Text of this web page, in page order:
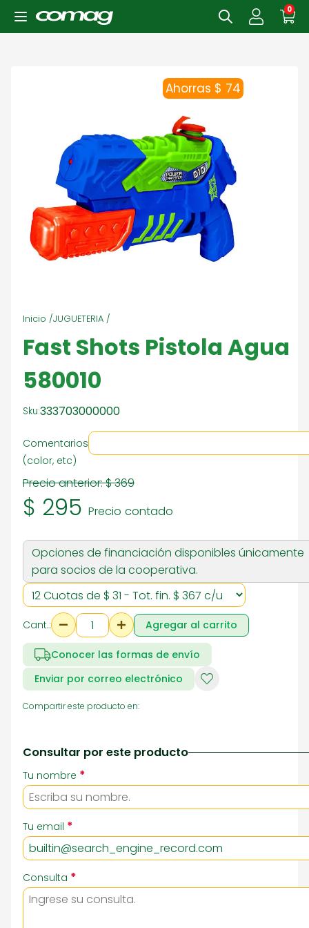
0
Ahorras $ 74
Inicio /JUGUETERIA /
Fast Shots Pistola Agua
580010
Sku:333703000000
Comentarios
(color, etc)
Precio anterior:$ 369
$ 295 Precio contado
Opciones de financiación disponibles únicamente
para socios de la cooperativa.
Cant.: Agregar al carrito
Conocer las formas de envío
Enviar por correo electrónico
Compartir este producto en:
Consultar por este producto
Tu nombre *
Tu email *
Consulta *